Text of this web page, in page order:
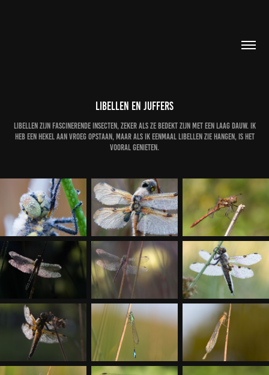
Libellen en juffers
Libellen zijn fascinerende insecten, zeker als ze bedekt zijn met een laag dauw. Ik
heb een hekel aan vroeg opstaan, maar als ik eenmaal libellen zie hangen, is het
vooral genieten.